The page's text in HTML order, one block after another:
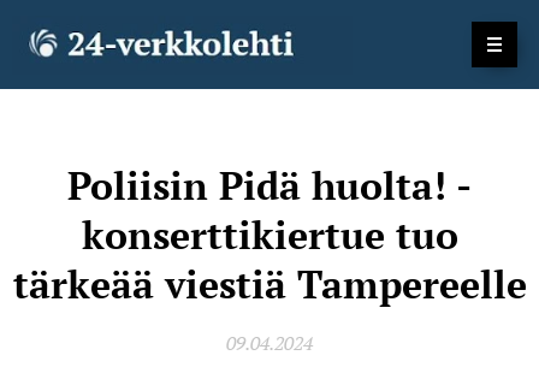
Poliisin Pidä huolta! -
konserttikiertue tuo
tärkeää viestiä Tampereelle
09.04.2024